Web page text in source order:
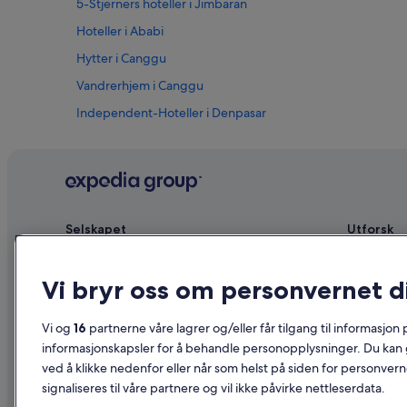
5-Stjerners hoteller i Jimbaran
Hoteller i Ababi
Hytter i Canggu
Vandrerhjem i Canggu
Independent-Hoteller i Denpasar
Hoteller i Kerambitan
B&B i Nusa Dua
Billige hoteller i Seminyak
Hoteller med alt inkludert i Seminyak
Landsbrukshoteller i Sidemen
Selskapet
Ledige stillinger
Partnerskap
Advertising
Utforsk
Hoteller i
Pakkereiser
Flyreiser
Vi bryr oss om personvernet
Vi og 16 partnerne våre lagrer og/eller får tilgang til informasjon
informasjonskapsler for å behandle personopplysninger. Du
ved å klikke nedenfor eller når som helst på siden for
signaliseres til våre partnere og vil ikke påvirke nettleserdata.